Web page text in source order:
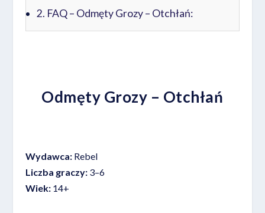
FAQ – Odmęty Grozy – Otchłań:
Odmęty Grozy – Otchłań
Wydawca:Rebel
Liczba graczy:3–6
Wiek:14+